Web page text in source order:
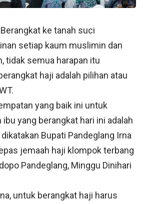
ke tanah suci
setiap kaum muslimin dan
tidak semua harapan itu
haji adalah pilihan atau
yang baik ini untuk
ibu yang berangkat hari ini adalah
Bupati Pandeglang Irna
jemaah haji klompok terbang
Pandeglang, Minggu Dinihari
untuk berangkat haji harus